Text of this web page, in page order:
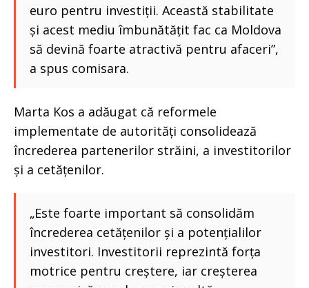
euro pentru investiții. Această stabilitate
și acest mediu îmbunătățit fac ca Moldova
să devină foarte atractivă pentru afaceri”,
a spus comisara.
Marta Kos a adăugat că reformele
implementate de autorități consolidează
încrederea partenerilor străini, a investitorilor
și a cetățenilor.
„Este foarte important să consolidăm
încrederea cetățenilor și a potențialilor
investitori. Investitorii reprezintă forța
motrice pentru creștere, iar creșterea